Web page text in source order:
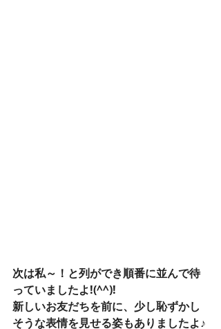
次は私～！と列ができ順番に並んで待
っていましたよ!(^^)!
新しいお友だちを前に、少し恥ずかし
そうな表情を見せる姿もありましたよ♪